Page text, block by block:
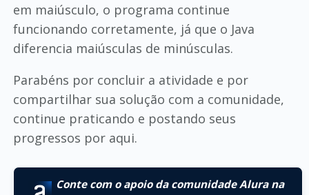
em maiúsculo, o programa continue
funcionando corretamente, já que o Java
diferencia maiúsculas de minúsculas.
Parabéns por concluir a atividade e por
compartilhar sua solução com a comunidade,
continue praticando e postando seus
progressos por aqui.
Conte com o apoio da comunidade Alura na